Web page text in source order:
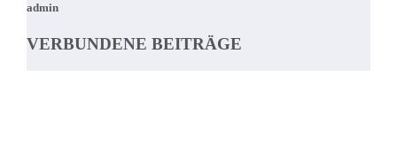
admin
VERBUNDENE BEITRÄGE